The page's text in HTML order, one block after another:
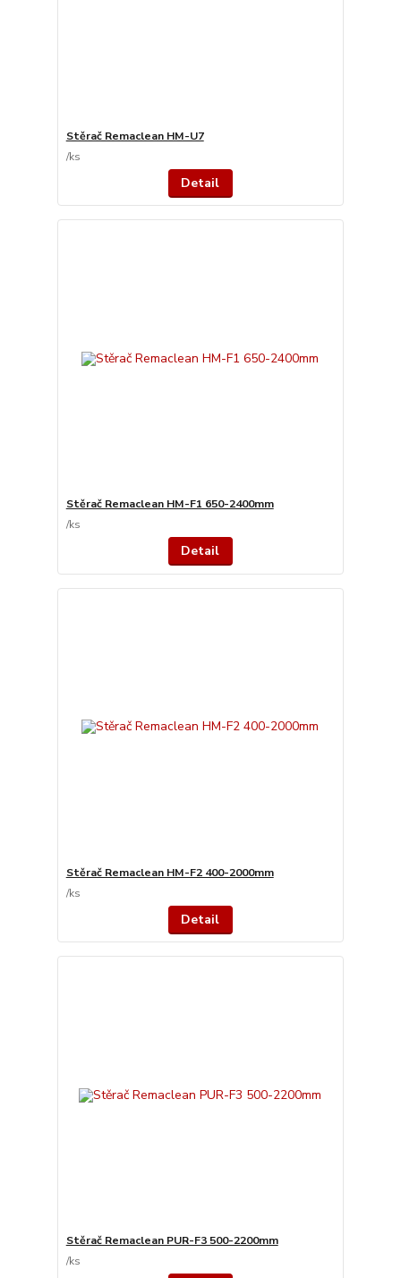
Stěrač Remaclean HM-U7
/ks
Detail
Stěrač Remaclean HM-F1 650-2400mm
/ks
Detail
Stěrač Remaclean HM-F2 400-2000mm
/ks
Detail
Stěrač Remaclean PUR-F3 500-2200mm
/ks